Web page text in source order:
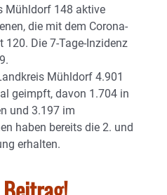
Mühldorf 148 aktive
die mit dem Corona-
Die 7-Tage-Inzidenz
Mühldorf 4.901
geimpft, davon 1.704 in
und 3.197 im
haben bereits die 2. und
erhalten.